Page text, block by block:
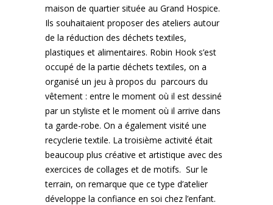
maison de quartier située au Grand Hospice.
Ils souhaitaient proposer des ateliers autour
de la réduction des déchets textiles,
plastiques et alimentaires. Robin Hook s’est
occupé de la partie déchets textiles, on a
organisé un jeu à propos du parcours du
vêtement : entre le moment où il est dessiné
par un styliste et le moment où il arrive dans
ta garde-robe. On a également visité une
recyclerie textile. La troisième activité était
beaucoup plus créative et artistique avec des
exercices de collages et de motifs. Sur le
terrain, on remarque que ce type d’atelier
développe la confiance en soi chez l’enfant.